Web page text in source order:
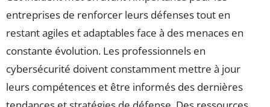
entreprises de renforcer leurs défenses tout en
restant agiles et adaptables face à des menaces en
constante évolution. Les professionnels en
cybersécurité doivent constamment mettre à jour
leurs compétences et être informés des dernières